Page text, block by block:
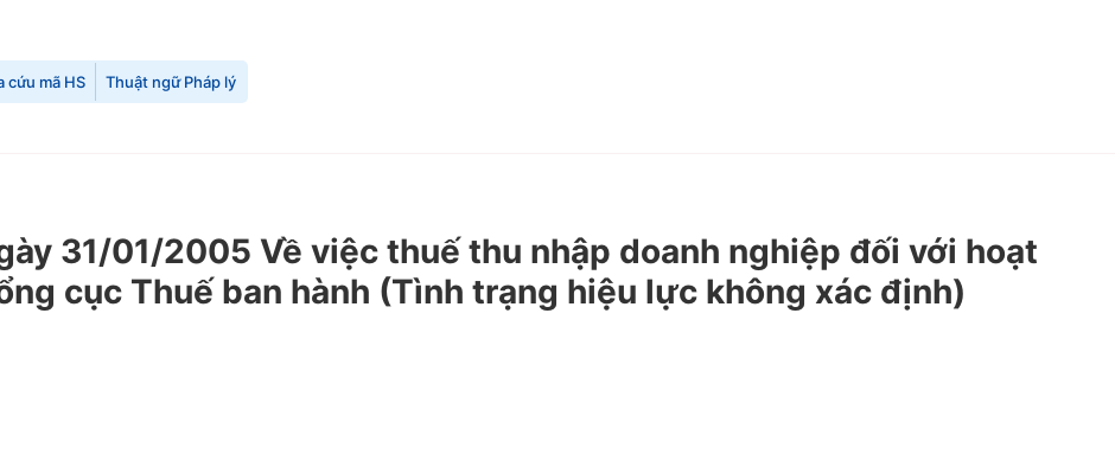
cứu mã HS Thuật ngữ Pháp lý
31/01/2005 Về việc thuế thu nhập doanh nghiệp đối với hoạt
cục Thuế ban hành (Tình trạng hiệu lực không xác định)